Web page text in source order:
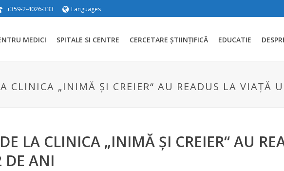
+359-2-4026-333 Languages
MEDICI SPITALE SI CENTRE CERCETARE ȘTIINȚIFICĂ EDUCATIE
CLINICA „INIMĂ ȘI CREIER“ AU READUS LA VIAȚĂ
LA CLINICA „INIMĂ ȘI CREIER“ AU
DE ANI